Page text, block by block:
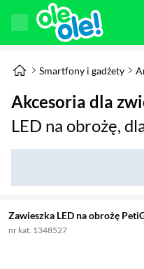
Smartfony i gadżety
Akcesoria dla
LED na obrożę,
Zawieszka LED na obrożę
nr kat. 1348527